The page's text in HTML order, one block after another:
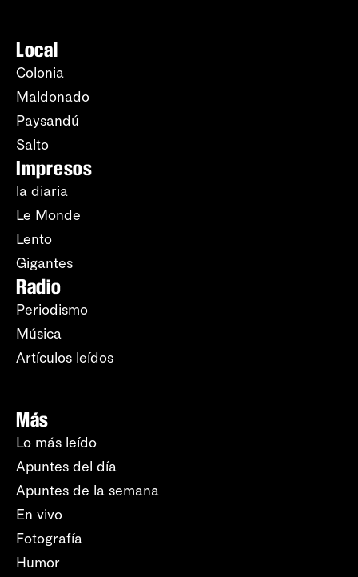
Local
Colonia
Maldonado
Paysandú
Salto
Impresos
la diaria
Le Monde
Lento
Gigantes
Radio
Periodismo
Música
Artículos leídos
Más
Lo más leído
Apuntes del día
Apuntes de la semana
En vivo
Fotografía
Humor